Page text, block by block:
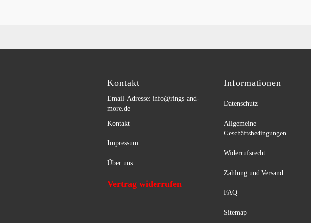
Kontakt
Email-Adresse: info@rings-and-
more.de
Kontakt
Impressum
Über uns
Vertrag widerrufen
Informationen
Datenschutz
Allgemeine
Geschäftsbedingungen
Widerrufsrecht
Zahlung und Versand
FAQ
Sitemap